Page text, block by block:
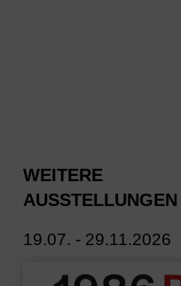
WEITERE
AUSSTELLUNGEN
19.07. - 29.11.2026